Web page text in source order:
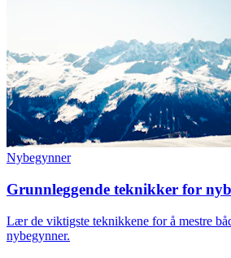
Nybegynner
Grunnleggende teknikker for
Lær de viktigste teknikkene for å mestre
nybegynner.